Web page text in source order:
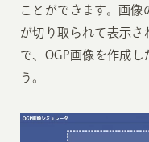
ことができます。画
が切り取られて表示さ
で、OGP画像を作成
う。